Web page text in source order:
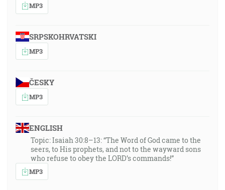
MP3
SRPSKOHRVATSKI
MP3
ČESKY
MP3
ENGLISH
Topic: Isaiah 30:8–13: “The Word of God came to the
seers, to His prophets, and not to the wayward sons
who refuse to obey the LORD’s commands!”
MP3